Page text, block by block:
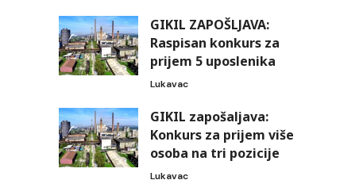
GIKIL ZAPOŠLJAVA:
Raspisan konkurs za
prijem 5 uposlenika
Lukavac
GIKIL zapošaljava:
Konkurs za prijem više
osoba na tri pozicije
Lukavac